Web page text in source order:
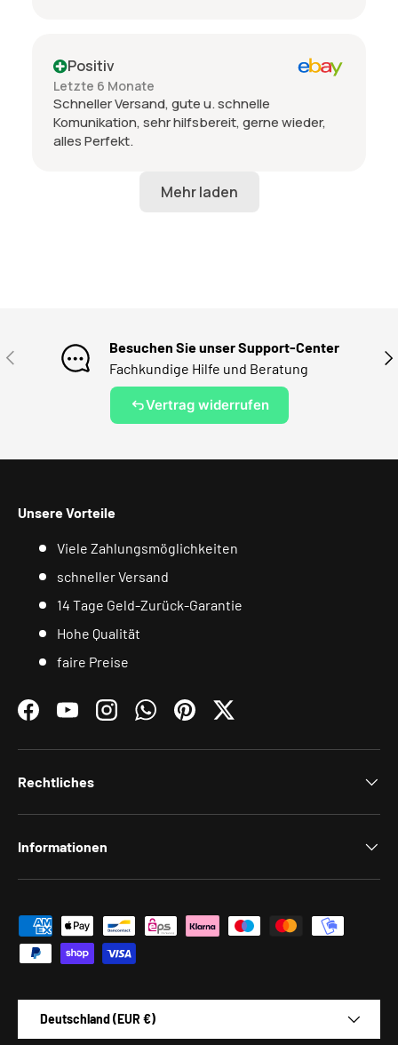
Positiv
Letzte 6 Monate
Schneller Versand, gute u. schnelle
Komunikation, sehr hilfsbereit, gerne wieder,
alles Perfekt.
VORHERIGE
Besuchen Sie unser Support-Center
Fachkundige Hilfe und Beratung
Vertrag widerrufen
Unsere Vorteile
Viele Zahlungsmöglichkeiten
schneller Versand
14 Tage Geld-Zurück-Garantie
Hohe Qualität
faire Preise
FacebookYouTubeInstagramWhatsAppPinterestTwitter
Rechtliches
Informationen
Zahlungsmethoden
Deutschland (EUR €)